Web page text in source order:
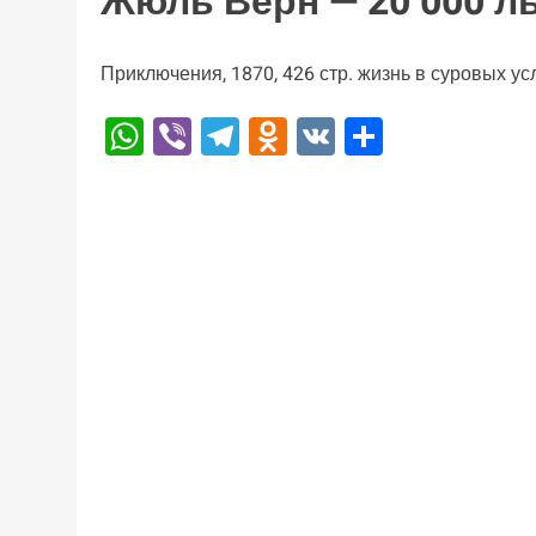
Приключения, 1870, 426 стр. жизнь в суровых
WhatsApp
ViberTelegram
Odnoklassniki
VK